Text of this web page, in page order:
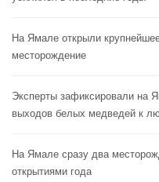
На Ямале открыли
месторождение
Эксперты зафиксировали на
выходов белых медведей к
На Ямале сразу два
открытиями года